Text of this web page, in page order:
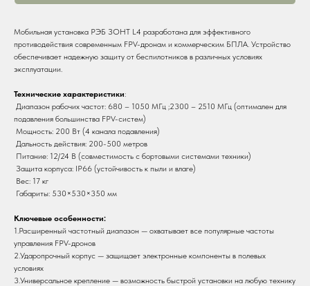
Мобильная установка РЭБ ЗОНТ L4 разработана для эффективного
противодействия современным FPV-дронам и коммерческим БПЛА. Устройство
обеспечивает надежную защиту от беспилотников в различных условиях
эксплуатации.
Технические характеристики:
Диапазон рабочих частот: 680 – 1050 МГц ;2300 – 2510 МГц (оптимален для
подавления большинства FPV-систем)
Мощность: 200 Вт (4 канала подавления)
Дальность действия: 200-500 метров
Питание: 12/24 В (совместимость с бортовыми системами техники)
Защита корпуса: IP66 (устойчивость к пыли и влаге)
Вес: 17 кг
Габариты: 530×530×350 мм
Ключевые особенности:
1.Расширенный частотный диапазон — охватывает все популярные частоты
управления FPV-дронов
2.Ударопрочный корпус — защищает электронные компоненты в полевых
условиях
3.Универсальное крепление — возможность быстрой установки на любую технику